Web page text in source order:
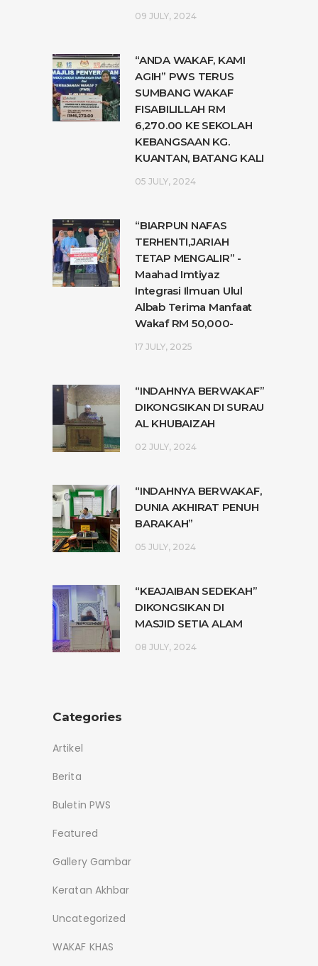
09 JULY, 2024
“ANDA WAKAF, KAMI
AGIH” PWS TERUS
SUMBANG WAKAF
FISABILILLAH RM
6,270.00 KE SEKOLAH
KEBANGSAAN KG.
KUANTAN, BATANG KALI
05 JULY, 2024
“BIARPUN NAFAS
TERHENTI,JARIAH
TETAP MENGALIR” -
Maahad Imtiyaz
Integrasi Ilmuan Ulul
Albab Terima Manfaat
Wakaf RM 50,000-
17 JULY, 2025
“INDAHNYA BERWAKAF”
DIKONGSIKAN DI SURAU
AL KHUBAIZAH
02 JULY, 2024
“INDAHNYA BERWAKAF,
DUNIA AKHIRAT PENUH
BARAKAH”
05 JULY, 2024
“KEAJAIBAN SEDEKAH”
DIKONGSIKAN DI
MASJID SETIA ALAM
08 JULY, 2024
Categories
Artikel
Berita
Buletin PWS
Featured
Gallery Gambar
Keratan Akhbar
Uncategorized
WAKAF KHAS